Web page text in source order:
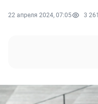
22 апреля 2024, 07:05 3 261